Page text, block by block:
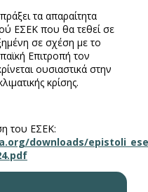
τα απαραίτητα
ΕΣΕΚ που θα τεθεί σε
σε σχέση με το
Επιτροπή τον
ουσιαστικά στην
κρίσης.
του ΕΣΕΚ:
downloads/